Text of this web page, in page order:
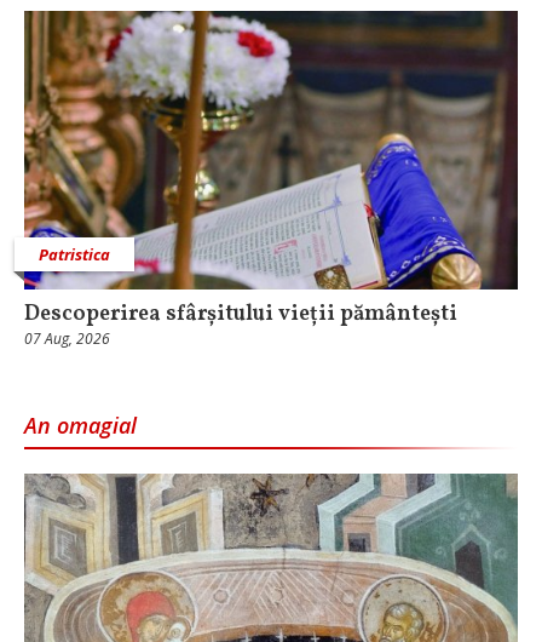
Patristica
Descoperirea sfârșitului vieții pământești
07 Aug, 2026
An omagial